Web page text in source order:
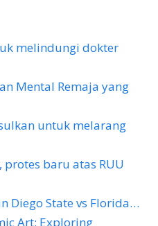
melindungi dokter
Mental Remaja yang
untuk melarang
baru atas RUU
Diego State vs Florida…
Art: Exploring